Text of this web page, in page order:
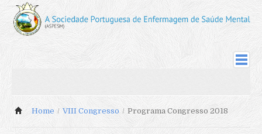
Sociedade
Sócios Fundadores
Home / VIII Congresso / Programa Congresso 2018